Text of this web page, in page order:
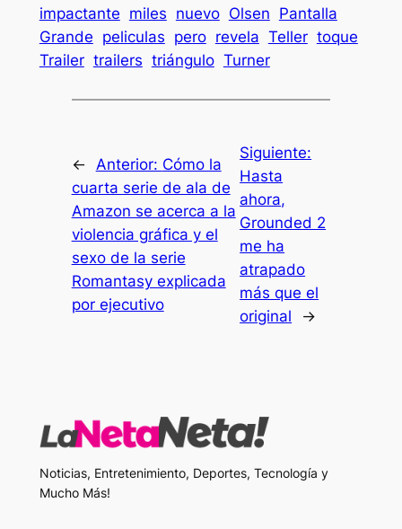
impactante miles nuevo Olsen Pantalla
Grande peliculas pero revela Teller toque
Trailer trailers triángulo Turner
← Anterior: Cómo la
cuarta serie de ala de
Amazon se acerca a la
violencia gráfica y el
sexo de la serie
Romantasy explicada
por ejecutivo
Siguiente:
Hasta
ahora,
Grounded 2
me ha
atrapado
más que el
original
→
Noticias, Entretenimiento, Deportes, Tecnología y
Mucho Más!